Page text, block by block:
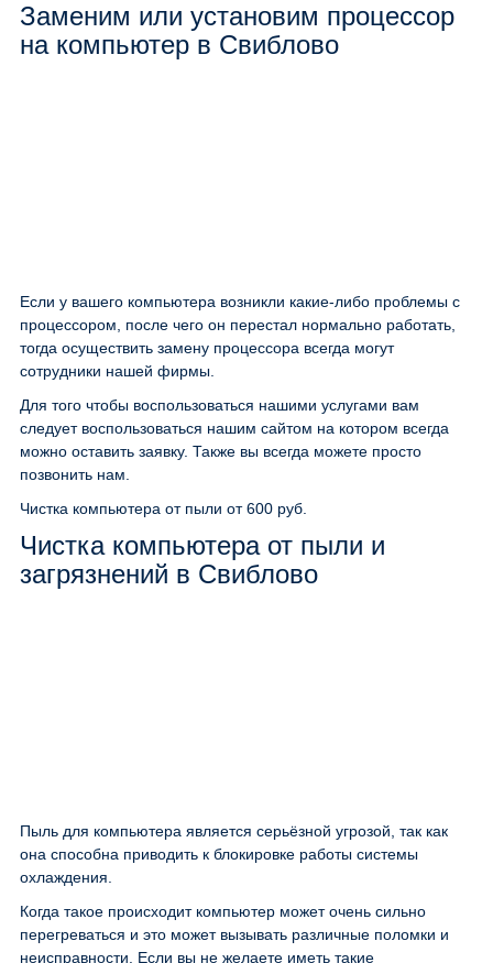
Заменим или установим процессор
на компьютер в Свиблово
Если у вашего компьютера возникли какие-либо проблемы с
процессором, после чего он перестал нормально работать,
тогда осуществить замену процессора всегда могут
сотрудники нашей фирмы.
Для того чтобы воспользоваться нашими услугами вам
следует воспользоваться нашим сайтом на котором всегда
можно оставить заявку. Также вы всегда можете просто
позвонить нам.
Чистка компьютера от пыли от 600 руб.
Чистка компьютера от пыли и
загрязнений в Свиблово
Пыль для компьютера является серьёзной угрозой, так как
она способна приводить к блокировке работы системы
охлаждения.
Когда такое происходит компьютер может очень сильно
перегреваться и это может вызывать различные поломки и
неисправности. Если вы не желаете иметь такие